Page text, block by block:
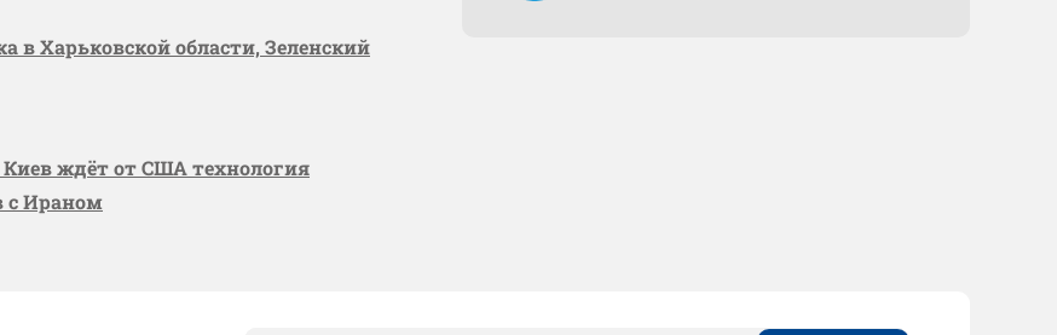
в Харьковской области, Зеленский
Киев ждёт от США технология
с Ираном